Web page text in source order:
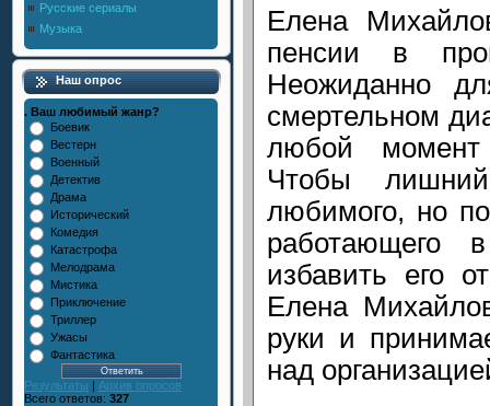
Русские сериалы
Музыка
Наш опрос
. Ваш любимый жанр?
Боевик
Вестерн
Военный
Детектив
Драма
Исторический
Комедия
Катастрофа
Мелодрама
Мистика
Приключение
Триллер
Ужасы
Фантастика
Результаты | Архив опросов
Всего ответов: 327
Елена
пенсии в
Неожиданно
смертельном
любой
Чтобы
любимого, но
работающего
избавить его
Елена
руки и
над